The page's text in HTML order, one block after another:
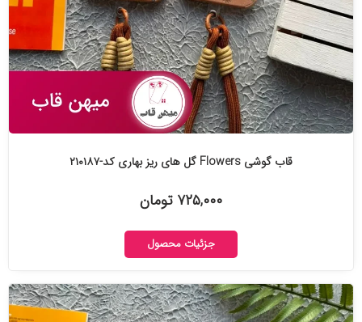
قاب گوشی Flowers گل های ریز بهاری کد-۲۱۰۱۸۷
۷۲۵,۰۰۰ تومان
جزئیات محصول